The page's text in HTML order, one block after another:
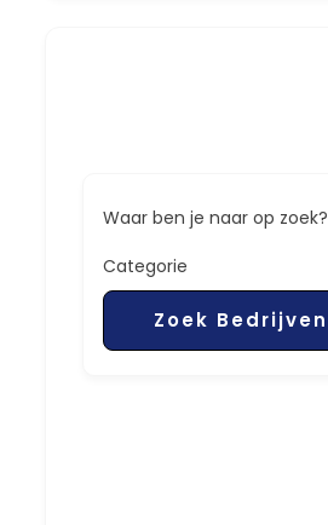
Waar ben je naar op zoek?
Categorie
Zoek Bedrijven